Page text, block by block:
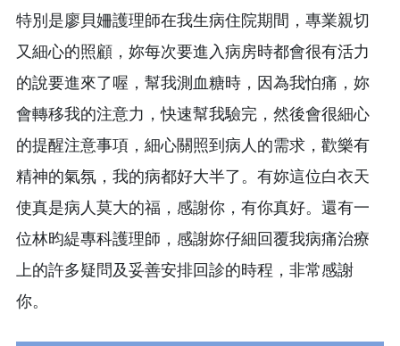
特別是廖貝姍護理師在我生病住院期間，專業親切
又細心的照顧，妳每次要進入病房時都會很有活力
的說要進來了喔，幫我測血糖時，因為我怕痛，妳
會轉移我的注意力，快速幫我驗完，然後會很細心
的提醒注意事項，細心關照到病人的需求，歡樂有
精神的氣氛，我的病都好大半了。有妳這位白衣天
使真是病人莫大的福，感謝你，有你真好。還有一
位林昀緹專科護理師，感謝妳仔細回覆我病痛治療
上的許多疑問及妥善安排回診的時程，非常感謝
你。